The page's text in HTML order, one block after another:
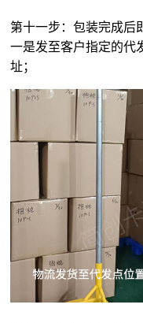
第十一步：包装完成后
一是发至客户指定的代
址；